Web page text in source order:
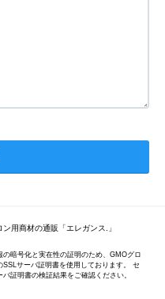
用商材の通販「エレガンス.」
の暗号化と実在性の証明のため、GMOグロ
SSLサーバ証明書を使用しております。 セ
証明書の検証結果をご確認ください。